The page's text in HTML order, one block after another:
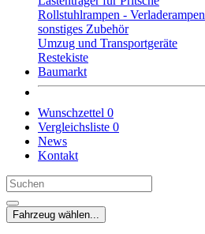
Rollstuhlrampen - Verladerampen
sonstiges Zubehör
Umzug und Transportgeräte
Restekiste
Baumarkt
Wunschzettel 0
Vergleichsliste 0
News
Kontakt
Fahrzeug wählen...